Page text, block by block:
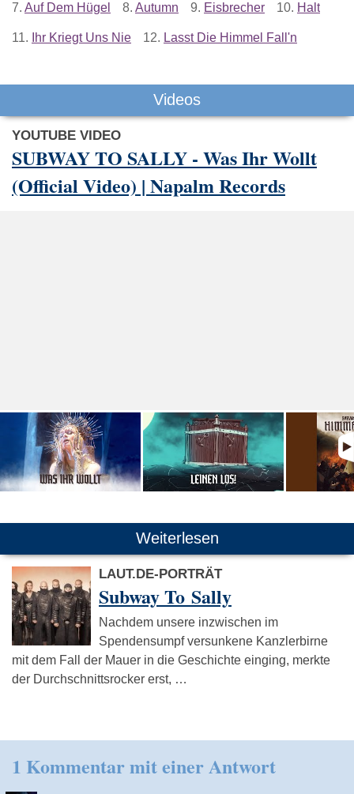
7. Auf Dem Hügel 8. Autumn 9. Eisbrecher 10. Halt
11. Ihr Kriegt Uns Nie 12. Lasst Die Himmel Fall'n
Videos
YOUTUBE VIDEO
SUBWAY TO SALLY - Was Ihr Wollt
(Official Video) | Napalm Records
Weiterlesen
LAUT.DE-PORTRÄT
Subway To Sally
Nachdem unsere inzwischen im
Spendensumpf versunkene Kanzlerbirne
mit dem Fall der Mauer in die Geschichte einging, merkte
der Durchschnittsrocker erst, …
1 Kommentar mit einer Antwort